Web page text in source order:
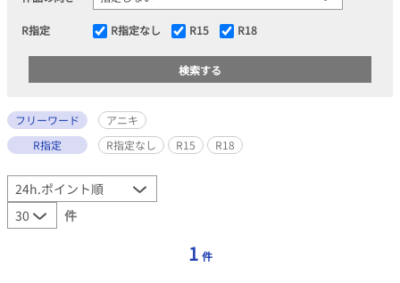
R指定 R指定なし R15 R18
フリーワード
アニキ
R指定
R指定なし R15 R18
件
1 件